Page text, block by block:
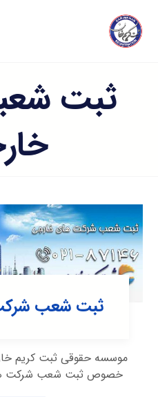
ثبت
ثبت شعب
موسسه حقوقی ثبت کریم
خصوص ثبت شعب شرکت